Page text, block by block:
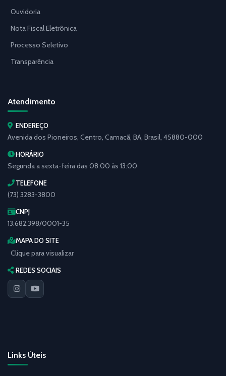
Ouvidoria
Nota Fiscal Eletrônica
Processo Seletivo
Transparência
Atendimento
ENDEREÇO
Avenida dos Pioneiros, Centro, Camacã, BA, Brasil, 45880-000
HORÁRIO
Segunda a sexta-feira das 08:00 às 13:00
TELEFONE
(73) 3283-3800
CNPJ
13.682.398/0001-35
MAPA DO SITE
Clique para visualizar
REDES SOCIAIS
Links Úteis